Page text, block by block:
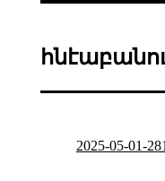
2025-05-01-